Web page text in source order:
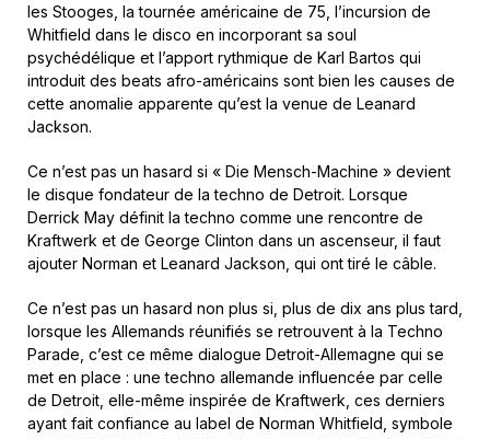
les Stooges, la tournée américaine de 75, l’incursion de
Whitfield dans le disco en incorporant sa soul
psychédélique et l’apport rythmique de Karl Bartos qui
introduit des beats afro-américains sont bien les causes de
cette anomalie apparente qu’est la venue de Leanard
Jackson.
Ce n’est pas un hasard si « Die Mensch-Machine » devient
le disque fondateur de la techno de Detroit. Lorsque
Derrick May définit la techno comme une rencontre de
Kraftwerk et de George Clinton dans un ascenseur, il faut
ajouter Norman et Leanard Jackson, qui ont tiré le câble.
Ce n’est pas un hasard non plus si, plus de dix ans plus tard,
lorsque les Allemands réunifiés se retrouvent à la Techno
Parade, c’est ce même dialogue Detroit-Allemagne qui se
met en place : une techno allemande influencée par celle
de Detroit, elle-même inspirée de Kraftwerk, ces derniers
ayant fait confiance au label de Norman Whitfield, symbole